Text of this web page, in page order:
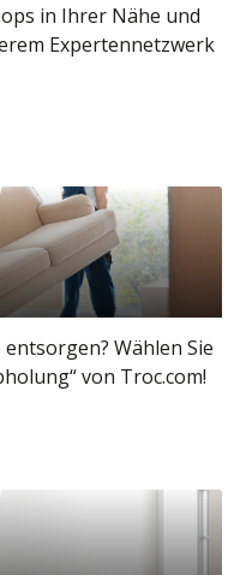
in Ihrer Nähe und
Expertennetzwerk
Wählen Sie
von Troc.com!